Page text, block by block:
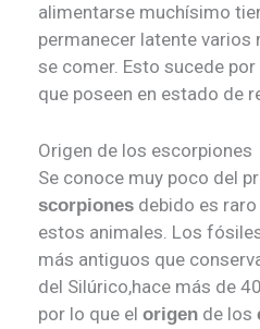
alimentarse muchísimo
permanecer latente varios
se comer. Esto sucede
que poseen en estado de
Origen de los escorpiones
Se conoce muy poco del
scorpiones debido es
estos animales. Los
más antiguos que
del Silúrico,hace más de
por lo que el origen de los